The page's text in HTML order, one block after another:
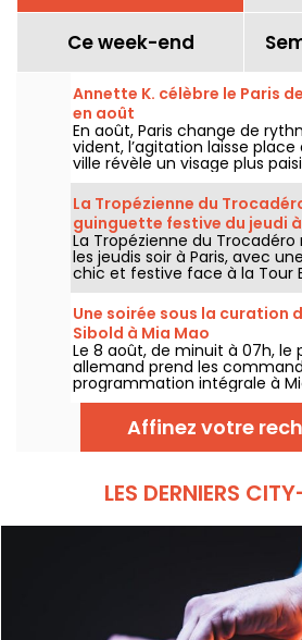
Ce week-end
Annette K. célèbre le Paris
en août
En août, Paris change de
vident, l’agitation laisse
ville révèle un visage plus
Annette K., on profite de
unique pour prolonger l’esprit
les pieds presque dans l’eau,
à la rentrée.
La Tropézienne du
guinguette festive du jeudi
La Tropézienne du
les jeudis soir à Paris, avec
chic et festive face à la Tour
Une soirée sous la curation
Sibold à Mia Mao
Le 8 août, de minuit à 07h, le
allemand prend les
programmation intégrale à
entouré de Hardt Antoine et
soirée qui traverse la house
techno et leurs zones
Affinez votre
LES DERNIERS